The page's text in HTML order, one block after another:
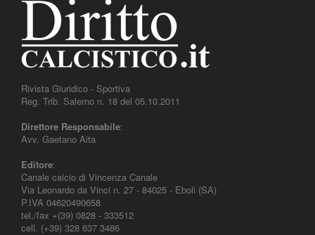
Rivista Giuridico - Sportiva
Reg. Trib. Salerno n. 18 del 05.10.2011
Direttore Responsabile:
Avv. Gaetano Aita
Editore:
Canale calcio di Vincenza Canale
Via Leonardo da Vinci n. 27 - 84025 - Eboli (SA)
P.IVA 04620490658
tel./fax +(39) 0828 - 333512
cell. (+39) 328 637 3486